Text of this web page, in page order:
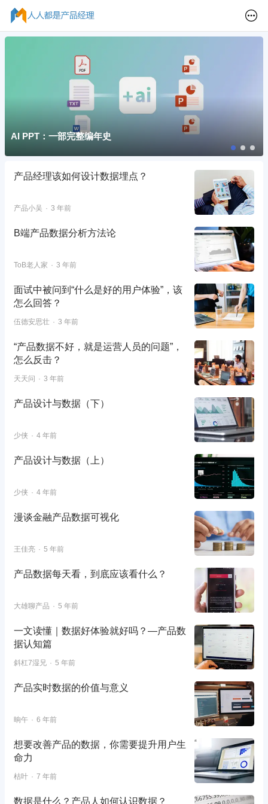
AI PPT：一部完整编年史
产品经理该如何设计数据埋点？
产品小吴 3 年前
B端产品数据分析方法论
ToB老人家 3 年前
面试中被问到“什么是好的用户体验”，该
怎么回答？
伍德安思壮 3 年前
“产品数据不好，就是运营人员的问题”，
怎么反击？
天天问 3 年前
产品设计与数据（下）
少侠 4 年前
产品设计与数据（上）
少侠 4 年前
漫谈金融产品数据可视化
王佳亮 5 年前
产品数据每天看，到底应该看什么？
大雄聊产品 5 年前
一文读懂｜数据好体验就好吗？—产品数
据认知篇
斜杠7湿兄 5 年前
产品实时数据的价值与意义
晌午 6 年前
想要改善产品的数据，你需要提升用户生
命力
枯叶 7 年前
数据是什么？产品人如何认识数据？